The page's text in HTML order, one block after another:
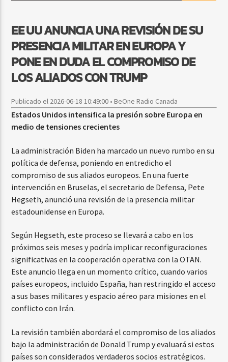
EE UU ANUNCIA UNA REVISIÓN DE SU
PRESENCIA MILITAR EN EUROPA Y
PONE EN DUDA EL COMPROMISO DE
LOS ALIADOS CON TRUMP
Publicado el 2026-06-18 10:49:00 • BeOne Radio Canada
Estados Unidos intensifica la presión sobre Europa en
medio de tensiones crecientes
La administración Biden ha marcado un nuevo rumbo en su
política de defensa, poniendo en entredicho el
compromiso de sus aliados europeos. En una fuerte
intervención en Bruselas, el secretario de Defensa, Pete
Hegseth, anunció una revisión de la presencia militar
estadounidense en Europa.
Según Hegseth, este proceso se llevará a cabo en los
próximos seis meses y podría implicar reconfiguraciones
significativas en la cooperación operativa con la OTAN.
Este anuncio llega en un momento crítico, cuando varios
países europeos, incluido España, han restringido el acceso
a sus bases militares y espacio aéreo para misiones en el
conflicto con Irán.
La revisión también abordará el compromiso de los aliados
bajo la administración de Donald Trump y evaluará si estos
países son considerados verdaderos socios estratégicos.